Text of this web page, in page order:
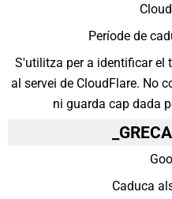
Període de
S'utilitza per a identificar el
al servei de CloudFlare. No
ni guarda cap dada
Caduca